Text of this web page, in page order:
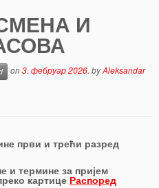
И
on3. фебруар 2026. byAleksandar
први и трећи разред
и термине за пријем
картице Распоред